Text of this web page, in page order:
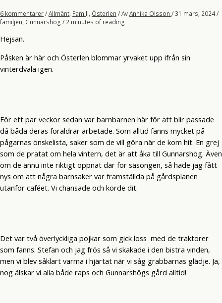
6 kommentarer/Allmänt Familj Österlen / AvAnnika Olsson /31 mars, 2024/
familjen Gunnarshög / 2 minutes of reading
Hejsan.
Påsken är här och Österlen blommar yrvaket upp ifrån sin
vinterdvala igen.
För ett par veckor sedan var barnbarnen här för att blir passade
då båda deras föräldrar arbetade. Som alltid fanns mycket på
pågarnas önskelista, saker som de vill göra när de kom hit. En grej
som de pratat om hela vintern, det är att åka till Gunnarshög. Även
om de ännu inte riktigt öppnat där för säsongen, så hade jag fått
nys om att några barnsaker var framställda på gårdsplanen
utanför caféet. Vi chansade och körde dit.
Det var två överlyckliga pojkar som gick loss med de traktorer
som fanns. Stefan och jag frös så vi skakade i den bistra vinden,
men vi blev såklart varma i hjärtat när vi såg grabbarnas glädje. Ja,
nog älskar vi alla både raps och Gunnarshögs gård alltid!